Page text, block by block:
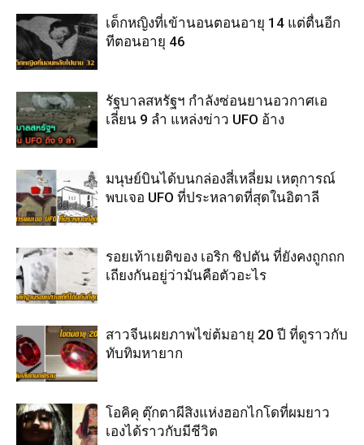
เด็กหญิงที่เข้านอนตอนอายุ 14 แต่ตื่นอีก
ทีตอนอายุ 46
รัฐบาลสหรัฐฯ กำลังซ่อนยานอวกาศเอ
เลี่ยน 9 ลำ แหล่งข่าว UFO อ้าง
มนุษย์บินได้บนกล่องสี่เหลี่ยม เหตุการณ์
พบเจอ UFO ที่ประหลาดที่สุดในอิตาลี
รอยเท้าเยติของ เอริก ชิปตัน ที่ยังคงถูกถก
เถียงกันอยู่ว่ามันคือตัวอะไร
สาวจีนเผยภาพไข่ต้มอายุ 20 ปี ที่ดูราวกับ
ทับทิมหายาก
โอคิคุ ตุ๊กตาผีสิงแห่งฮอกไกโดที่ผมยาว
เองได้ราวกับมีชีวิต